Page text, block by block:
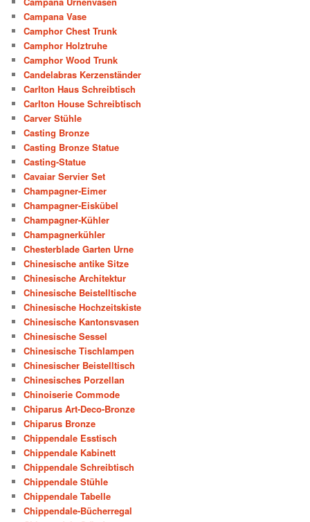
Campana Vase
Camphor Chest Trunk
Camphor Holztruhe
Camphor Wood Trunk
Candelabras Kerzenständer
Carlton Haus Schreibtisch
Carlton House Schreibtisch
Carver Stühle
Casting Bronze
Casting Bronze Statue
Casting-Statue
Cavaiar Servier Set
Champagner-Eimer
Champagner-Eiskübel
Champagner-Kühler
Champagnerkühler
Chesterblade Garten Urne
Chinesische antike Sitze
Chinesische Architektur
Chinesische Beistelltische
Chinesische Hochzeitskiste
Chinesische Kantonsvasen
Chinesische Sessel
Chinesische Tischlampen
Chinesischer Beistelltisch
Chinesisches Porzellan
Chinoiserie Commode
Chiparus Art-Deco-Bronze
Chiparus Bronze
Chippendale Esstisch
Chippendale Kabinett
Chippendale Schreibtisch
Chippendale Stühle
Chippendale Tabelle
Chippendale-Bücherregal